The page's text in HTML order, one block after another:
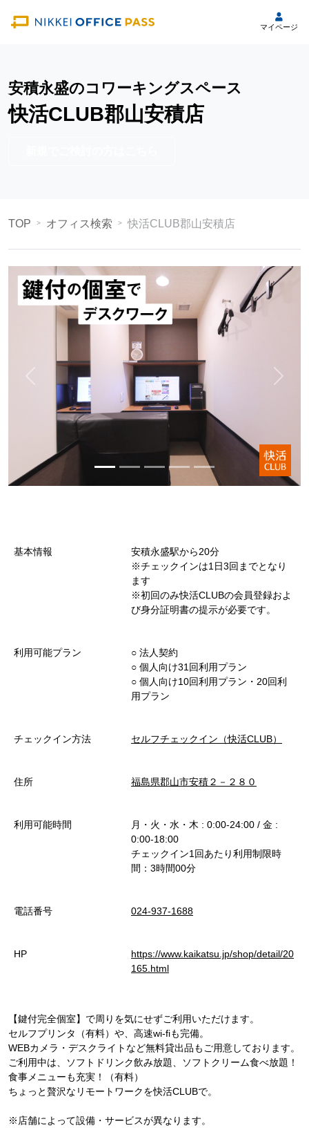
マイページ
安積永盛のコワーキングスペース
快活CLUB郡山安積店
TOP オフィス検索 快活CLUB郡山安積店
基本情報
安積永盛駅から20分
※チェックインは1日3回までとなり
ます
※初回のみ快活CLUBの会員登録およ
び身分証明書の提示が必要です。
利用可能プラン
○︎ 法人契約
○︎ 個人向け31回利用プラン
○︎ 個人向け10回利用プラン・20回利
用プラン
チェックイン方法 セルフチェックイン（快活CLUB）
住所 福島県郡山市安積２－２８０
利用可能時間
月・火・水・木 : 0:00-24:00 / 金 :
0:00-18:00
チェックイン1回あたり利用制限時
間：3時間00分
電話番号 024-937-1688
HP
https://www.kaikatsu.jp/shop/detail/20
165.html
【鍵付完全個室】で周りを気にせずご利用いただけます。
セルフプリンタ（有料）や、高速wi-fiも完備。
WEBカメラ・デスクライトなど無料貸出品もご用意しております。
ご利用中は、ソフトドリンク飲み放題、ソフトクリーム食べ放題！
食事メニューも充実！（有料）
ちょっと贅沢なリモートワークを快活CLUBで。
※店舗によって設備・サービスが異なります。